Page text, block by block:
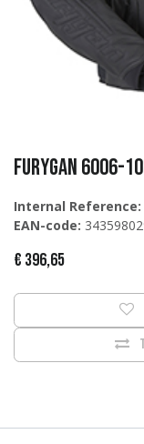
Furygan 6006-
Internal Reference:
EAN-code:
€ 396,65